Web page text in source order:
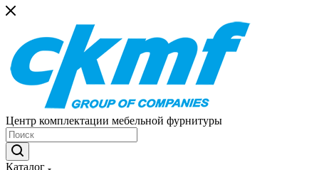
Центр комплектации мебельной фурнитуры
Каталог